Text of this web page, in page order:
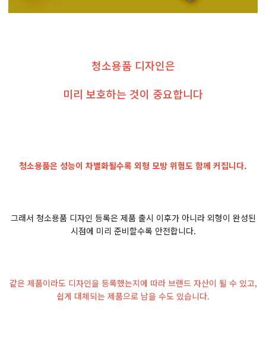
청소용품 디자인은
미리 보호하는 것이 중요합니다
청소용품은 성능이 차별화될수록 외형 모방 위험도 함께 커집니다.
그래서 청소용품 디자인 등록은 제품 출시 이후가 아니라 외형이 완성된
시점에 미리 준비할수록 안전합니다.
같은 제품이라도 디자인을 등록했는지에 따라 브랜드 자산이 될 수 있고,
쉽게 대체되는 제품으로 남을 수도 있습니다.